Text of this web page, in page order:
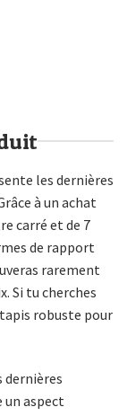
les dernières
à un achat
carré et de 7
de rapport
rarement
Si tu cherches
robuste pour
dernières
un aspect